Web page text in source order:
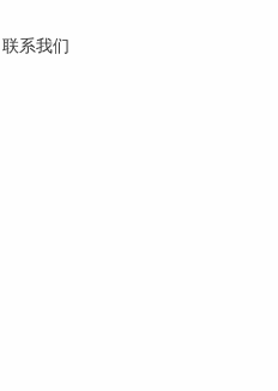
联系我们